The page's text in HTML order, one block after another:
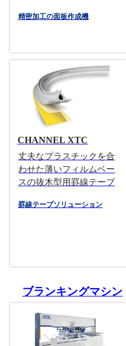
精密加工の面板作成機
CHANNEL XTC
丈夫なプラスチックを合
わせた薄いフィルムベー
スの抜木型用罫線テープ
罫線テープソリューション
ブランキングマシン